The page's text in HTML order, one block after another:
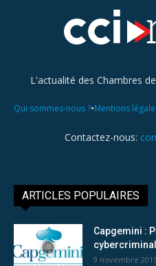
L'actualité des Chambres
Qui sommes-nous ?•Mentions
Contactez-nous:
ARTICLES POPULAIRES
Capgemini :
9 novembre